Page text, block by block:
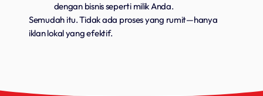
music
dengan bisnis seperti milik Anda.
Semudah itu. Tidak ada proses yang rumit—hanya
iklan lokal yang efektif.